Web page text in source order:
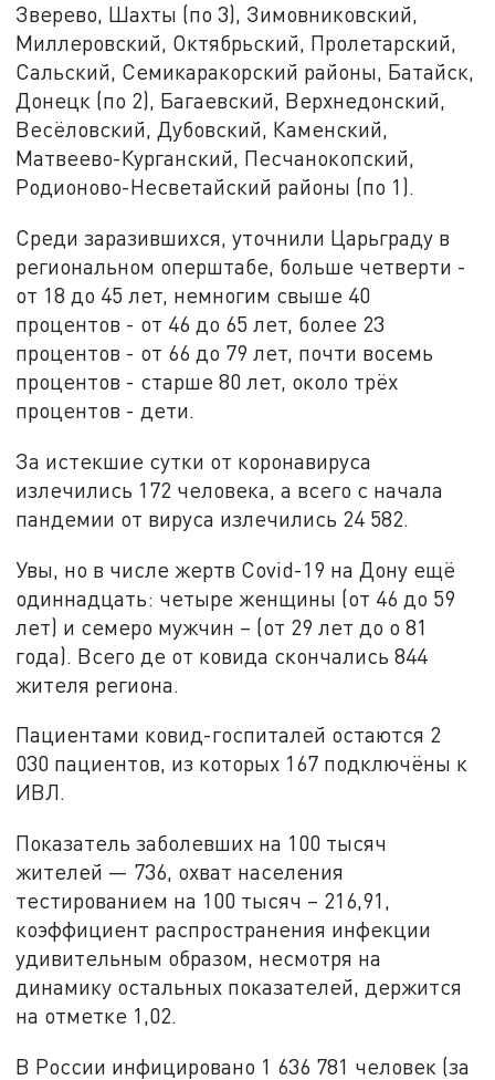
Зверево, Шахты (по 3), Зимовниковский,
Миллеровский, Октябрьский, Пролетарский,
Сальский, Семикаракорский районы, Батайск,
Донецк (по 2), Багаевский, Верхнедонский,
Весёловский, Дубовский, Каменский,
Матвеево-Курганский, Песчанокопский,
Родионово-Несветайский районы (по 1).
Среди заразившихся, уточнили Царьграду в
региональном оперштабе, больше четверти -
от 18 до 45 лет, немногим свыше 40
процентов - от 46 до 65 лет, более 23
процентов - от 66 до 79 лет, почти восемь
процентов - старше 80 лет, около трёх
процентов - дети.
За истекшие сутки от коронавируса
излечились 172 человека, а всего с начала
пандемии от вируса излечились 24 582.
Увы, но в числе жертв Covid-19 на Дону ещё
одиннадцать: четыре женщины (от 46 до 59
лет) и семеро мужчин – (от 29 лет до о 81
года). Всего де от ковида скончались 844
жителя региона.
Пациентами ковид-госпиталей остаются 2
030 пациентов, из которых 167 подключёны к
ИВЛ.
Показатель заболевших на 100 тысяч
жителей — 736, охват населения
тестированием на 100 тысяч – 216,91,
коэффициент распространения инфекции
удивительным образом, несмотря на
динамику остальных показателей, держится
на отметке 1,02.
В России инфицировано 1 636 781 человек (за